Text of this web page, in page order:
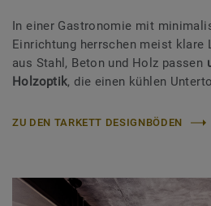
In einer Gastronomie mit
Einrichtung herrschen meist klare
aus Stahl, Beton und Holz passen
Holzoptik, die einen kühlen
ZU DEN TARKETT DESIGNBÖDEN